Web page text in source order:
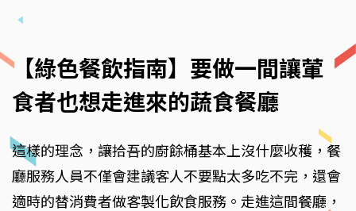
【綠色餐飲指南】要做一間讓葷
食者也想走進來的蔬食餐廳
這樣的理念，讓拾吾的廚餘桶基本上沒什麼收穫，餐
廳服務人員不僅會建議客人不要點太多吃不完，還會
適時的替消費者做客製化飲食服務。走進這間餐廳，